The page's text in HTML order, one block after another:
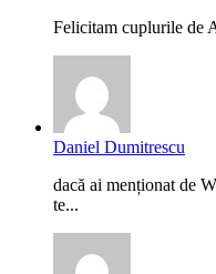
Felicitam cuplurile de
Daniel Dumitrescu
dacă ai menționat de
te...